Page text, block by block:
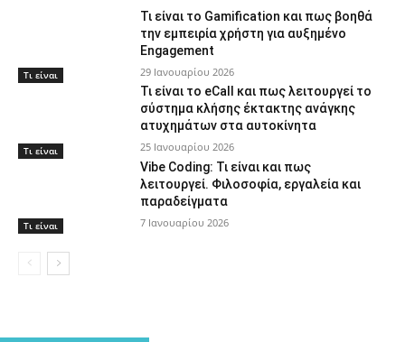
Τι είναι
Τι είναι το Gamification και πως βοηθά
την εμπειρία χρήστη για αυξημένο
Engagement
29 Ιανουαρίου 2026
Τι είναι
Τι είναι το eCall και πως λειτουργεί το
σύστημα κλήσης έκτακτης ανάγκης
ατυχημάτων στα αυτοκίνητα
25 Ιανουαρίου 2026
Τι είναι
Vibe Coding: Τι είναι και πως
λειτουργεί. Φιλοσοφία, εργαλεία και
παραδείγματα
7 Ιανουαρίου 2026